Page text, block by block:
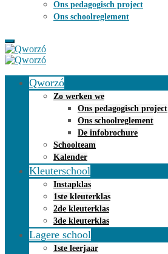
Ons pedagogisch project
Ons schoolreglement
Qworzó
Zo werken we
Ons pedagogisch project
Ons schoolreglement
De infobrochure
Schoolteam
Kalender
Kleuterschool
Instapklas
1ste kleuterklas
2de kleuterklas
3de kleuterklas
Lagere school
1ste leerjaar